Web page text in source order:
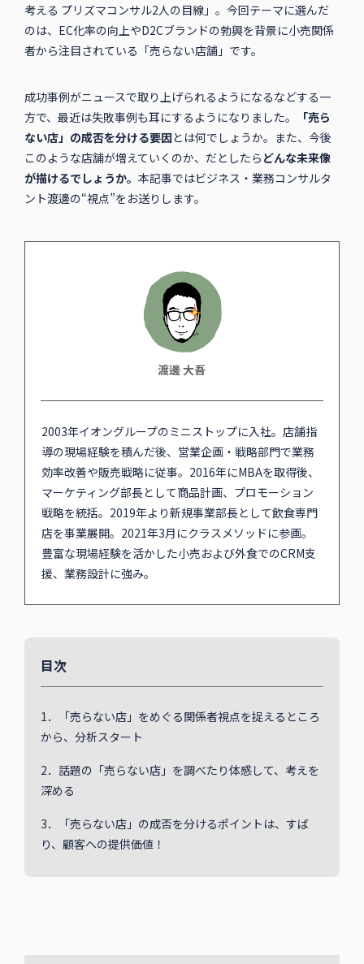
考える プリズマコンサル2人の目線」。今回テーマに選んだ
のは、EC化率の向上やD2Cブランドの勃興を背景に小売関係
者から注目されている「売らない店舗」です。
成功事例がニュースで取り上げられるようになるなどする一
方で、最近は失敗事例も耳にするようになりました。
「売ら
ない店」の成否を分ける要因とは何でしょうか。また、今後
このような店舗が増えていくのか、だとしたら どんな未来像
が描けるでしょうか。 本記事ではビジネス・業務コンサルタ
ント渡邊の“視点”をお送りします。
渡邊 ⼤吾
2003年イオングループのミニストップに⼊社。店舗指
導の現場経験を積んだ後、営業企画・戦略部⾨で業務
効率改善や販売戦略に従事。2016年にMBAを取得後、
マーケティング部⻑として商品計画、プロモーション
戦略を統括。2019年より新規事業部⻑として飲⾷専⾨
店を事業展開。2021年3⽉にクラスメソッドに参画。
豊富な現場経験を活かした⼩売および外⾷でのCRM⽀
援、業務設計に強み。
目次
1．「売らない店」をめぐる関係者視点を捉えるところ
から、分析スタート
2．話題の「売らない店」を調べたり体感して、考えを
深める
3．「売らない店」の成否を分けるポイントは、すば
り、顧客への提供価値！